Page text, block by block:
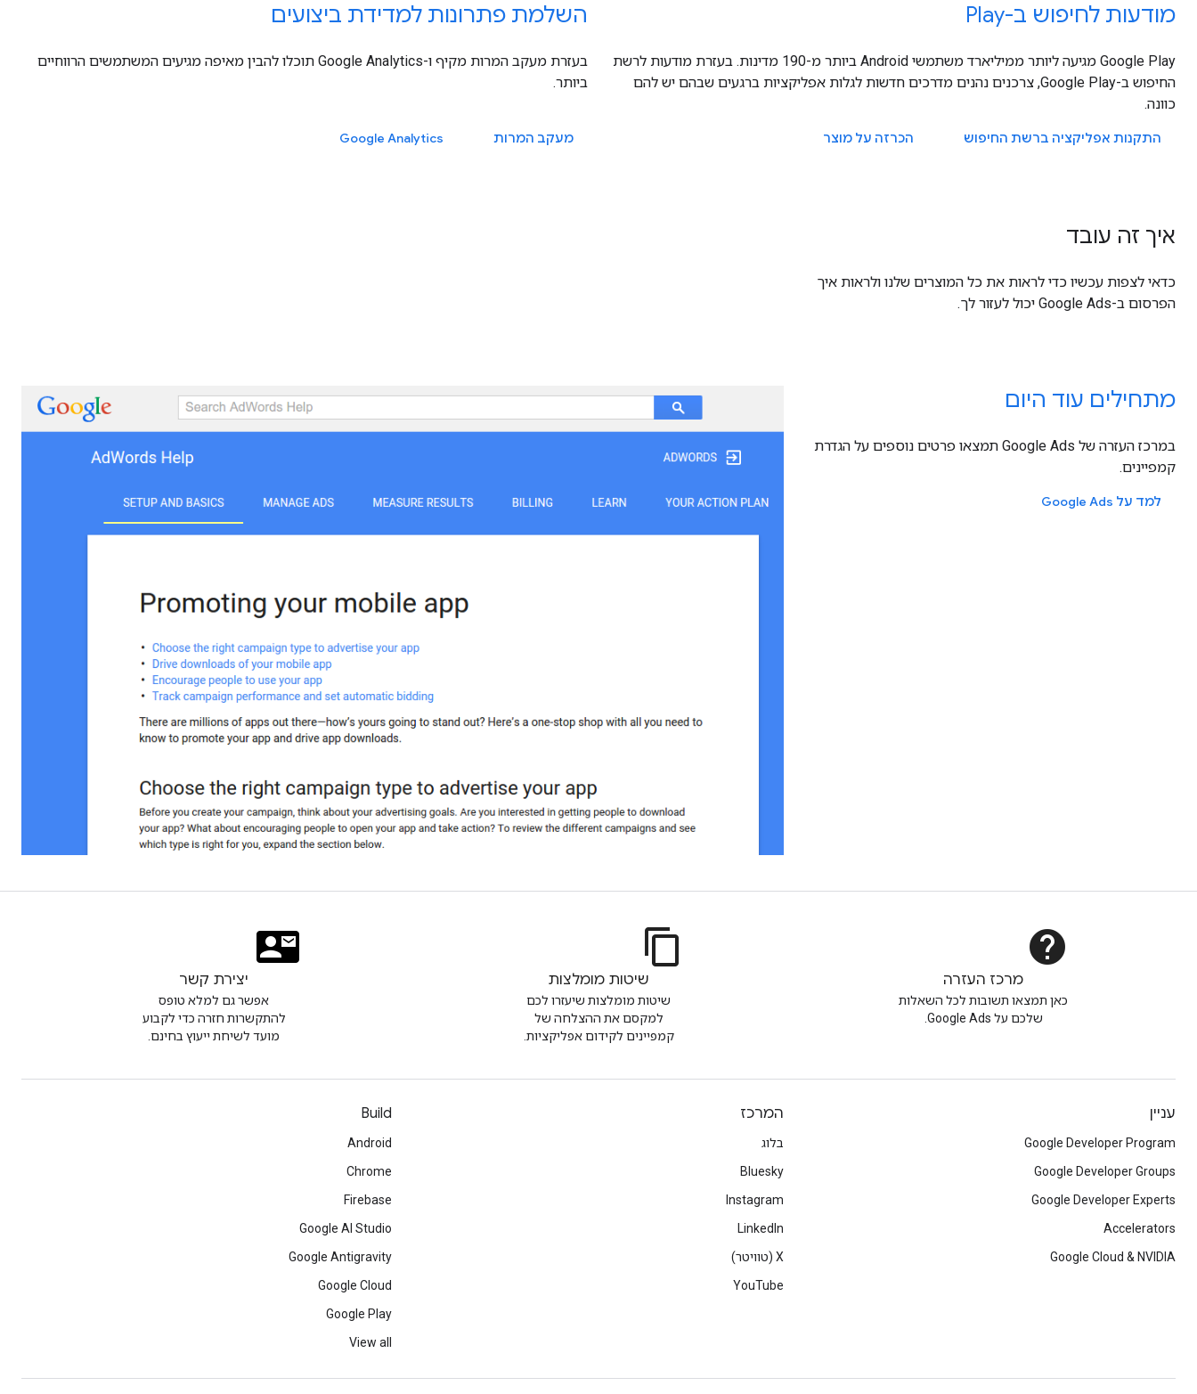
מודעות לחיפוש ב-Play
Google Play מגיעה ליותר ממיליארד משתמשי Android ביותר מ-190 מדינות. בעזרת מודעות לרשת
החיפוש ב-Google Play, צרכנים נהנים מדרכים חדשות לגלות אפליקציות ברגעים שבהם יש להם
כוונה.
התקנות אפליקציה ברשת החיפוש הכרזה על מוצר
השלמת פתרונות למדידת ביצועים
בעזרת מעקב המרות מקיף ו-Google Analytics תוכלו להבין מאיפה מגיעים המשתמשים הרווחיים
ביותר.
מעקב המרות Google Analytics
איך זה עובד
כדאי לצפות עכשיו כדי לראות את כל המוצרים שלנו ולראות איך
הפרסום ב-Google Ads יכול לעזור לך.
מתחילים עוד היום
במרכז העזרה של Google Ads תמצאו פרטים נוספים על הגדרת
קמפיינים.
למד על Google Ads
help
מרכז העזרה
כאן תמצאו תשובות לכל השאלות
שלכם על Google Ads.
content_copy
שיטות מומלצות
שיטות מומלצות שיעזרו לכם
למקסם את ההצלחה של
קמפיינים לקידום אפליקציות.
יצירת קשר
אפשר גם למלא טופס
להתקשרות חזרה כדי לקבוע
מועד לשיחת ייעוץ בחינם.
עניין
Google Developer Program
Google Developer Groups
Google Developer Experts
Accelerators
Google Cloud & NVIDIA
המרכז
בלוג
Bluesky
Instagram
LinkedIn
‫X (טוויטר)
YouTube
Build
Android
Chrome
Firebase
Google AI Studio
Google Antigravity
Google Cloud
Google Play
View all